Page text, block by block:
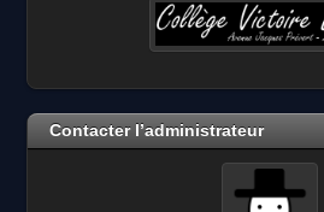
Contacter l’administrateur